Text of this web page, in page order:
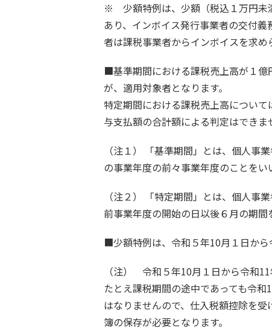
※ 少額特例は、少額（税込１万円未
あり、インボイス発行事業者の交付
者は課税事業者からインボイスを求め
■基準期間における課税売上高が１億
が、適用対象者となります。
特定期間における課税売上高につい
与支払額の合計額による判定はできま
（注１） 「基準期間」とは、個人事
の事業年度の前々事業年度のことをい
（注２） 「特定期間」とは、個人事
前事業年度の開始の日以後６月の期間
■少額特例は、令和５年10月１日から
（注） 令和５年10月１日から令和
たとえ課税期間の途中であっても令
はなりませんので、仕入税額控除を
簿の保存が必要となります。